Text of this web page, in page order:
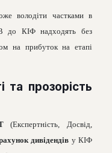
володіти частками в
до КІФ надходять без
на прибуток на етапі
та прозорість
(Експертність, Досвід,
дивідендів у КІФ